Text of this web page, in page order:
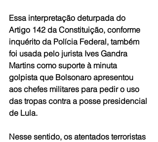
Essa interpretação deturpada do
Artigo 142 da Constituição, conforme
inquérito da Polícia Federal, também
foi usada pelo jurista Ives Gandra
Martins como suporte à minuta
golpista que Bolsonaro apresentou
aos chefes militares para pedir o uso
das tropas contra a posse presidencial
de Lula.
Nesse sentido, os atentados terroristas